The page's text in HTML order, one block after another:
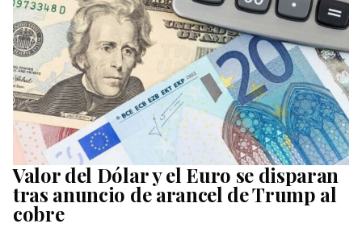
Valor del Dólar y el Euro se disparan
tras anuncio de arancel de Trump al
cobre